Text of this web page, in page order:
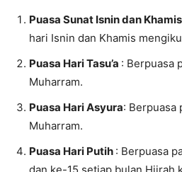
Puasa Sunat Isnin dan Khamis
hari Isnin dan Khamis
Puasa Hari Tasu’a : Berpuasa
Muharram.
Puasa Hari Asyura: Berpuasa
Muharram.
Puasa Hari Putih : Berpuasa